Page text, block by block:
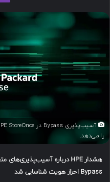
ا
را می‌دهد.
هشدارHPE درباره آسیب‌پذیری‌های
Bypass احراز هویت شناسایی شد